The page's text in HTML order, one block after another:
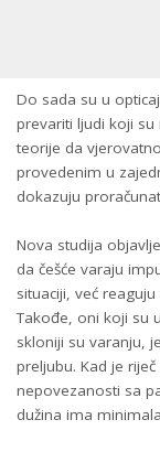
Do sada su u
prevariti ljudi koji su
teorije da
provedenim u
dokazuju
Nova studija
da češće varaju
situaciji, već
Takođe, oni koji su
skloniji su varanju,
preljubu. Kad je
nepovezanosti sa
dužina ima